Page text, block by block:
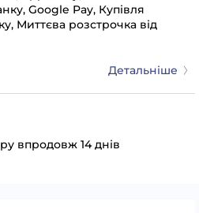
Google Pay, Купівля
Миттєва розстрочка від
Детальніше
впродовж 14 днів